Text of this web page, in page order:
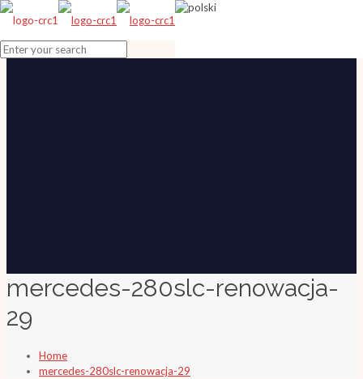
mercedes-280slc-renowacja-
29
Home
mercedes-280slc-renowacja-29